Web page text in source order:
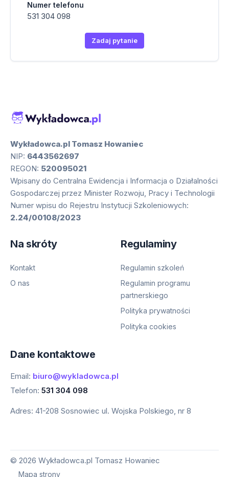
Numer telefonu
531 304 098
Zadaj pytanie
Wykładowca.pl Tomasz Howaniec
NIP: 6443562697
REGON: 520095021
Wpisany do Centralna Ewidencja i Informacja o Działalności
Gospodarczej przez Minister Rozwoju, Pracy i Technologii
Numer wpisu do Rejestru Instytucji Szkoleniowych:
2.24/00108/2023
Na skróty
Kontakt
O nas
Regulaminy
Regulamin szkoleń
Regulamin programu
partnerskiego
Polityka prywatności
Polityka cookies
Dane kontaktowe
Email: biuro@wykladowca.pl
Telefon: 531 304 098
Adres: 41-208 Sosnowiec ul. Wojska Polskiego, nr 8
© 2026 Wykładowca.pl Tomasz Howaniec
Mapa strony